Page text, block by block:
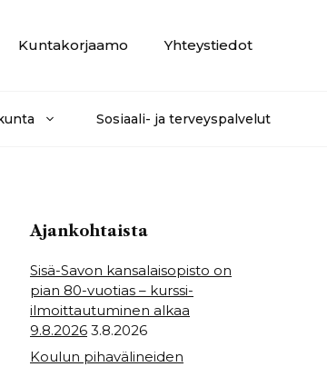
Kuntakorjaamo Yhteystiedot
Sosiaali- ja terveyspalvelut
Ajankohtaista
Sisä-Savon kansalaisopisto on
pian 80-vuotias – kurssi-
ilmoittautuminen alkaa
9.8.2026 3.8.2026
Koulun pihavälineiden